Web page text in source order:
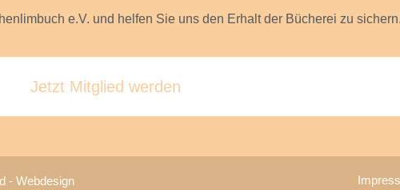
e.V. und helfen Sie uns den Erhalt der Bücherei zu sichern.
Jetzt Mitglied werden
- Webdesign